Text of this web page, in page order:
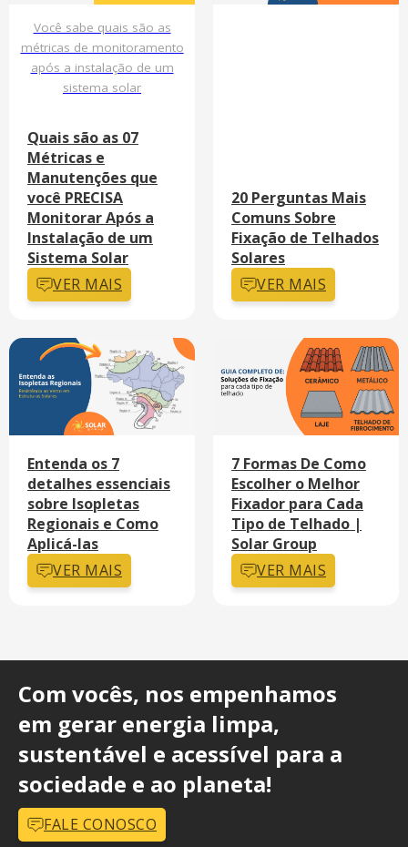
Você sabe quais são as
métricas de monitoramento
após a instalação de um
sistema solar
Quais são as 07
Métricas e
Manutenções que
você PRECISA
Monitorar Após a
Instalação de um
Sistema Solar
VER MAIS
20 Perguntas Mais
Comuns Sobre
Fixação de Telhados
Solares
VER MAIS
Entenda os 7
detalhes essenciais
sobre Isopletas
Regionais e Como
Aplicá-las
VER MAIS
7 Formas De Como
Escolher o Melhor
Fixador para Cada
Tipo de Telhado |
Solar Group
VER MAIS
Com vocês, nos empenhamos
em gerar energia limpa,
sustentável e acessível para a
sociedade e ao planeta!
FALE CONOSCO